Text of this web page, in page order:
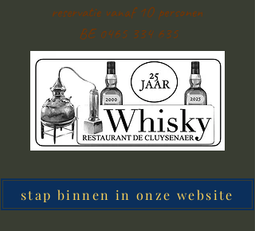
reservatie vanaf 1O personen
BE 0465 334 635
stap binnen in onze website